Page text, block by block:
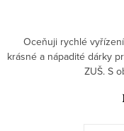
Oceňuji rychlé
krásné a nápadité dárky
ZUŠ. S